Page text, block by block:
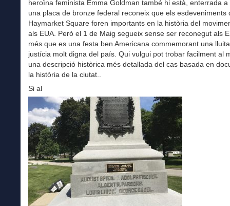
heroïna feminista Emma Goldman també hi està, enterrada
una placa de bronze federal reconeix que els esdeveniments
Haymarket Square foren importants en la història del
als EUA. Però el 1 de Maig segueix sense ser reconegut als
més que es una festa ben Americana commemorant una
justícia molt digna del país. Qui vulgui pot trobar facilment al
una descripció històrica més detallada del cas basada en
la història de la ciutat..
Si al